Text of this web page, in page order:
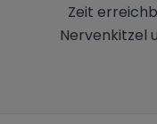
Zeit
Nervenkitzel